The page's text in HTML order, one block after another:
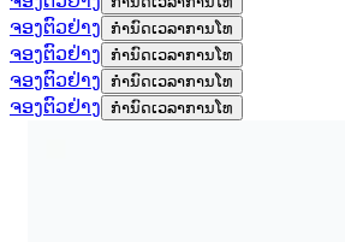
ຈອງຕົວຢ່າງ ກຳນົດເວລາການໂທ
ຈອງຕົວຢ່າງ ກຳນົດເວລາການໂທ
ຈອງຕົວຢ່າງ ກຳນົດເວລາການໂທ
ຈອງຕົວຢ່າງ ກຳນົດເວລາການໂທ